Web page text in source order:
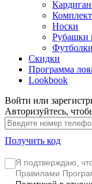
Носки
Рубашки
Футболки
Скидки
Программа
Lookbook
Войти или
Авторизуйтесь,
Получить код
Я подтверждаю,
Правилами